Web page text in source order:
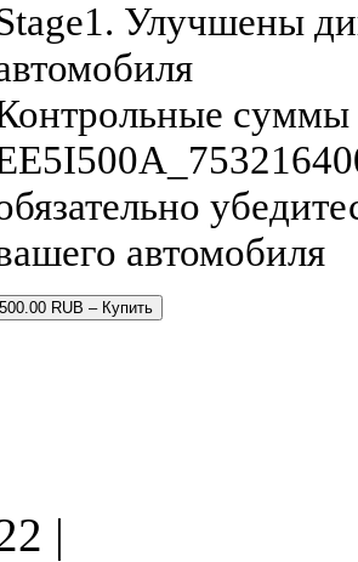
Улучшены
суммы
автомобиля
RUB – Купить
|